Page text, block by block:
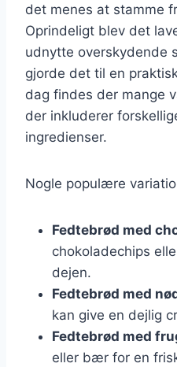
det menes at stamme
Oprindeligt blev det
udnytte overskydende
gjorde det til en
dag findes der mange
der inkluderer
ingredienser.
Nogle populære
Fedtebrød med
chokoladechips
dejen.
Fedtebrød med
kan give en dejlig
Fedtebrød med
eller bær for en